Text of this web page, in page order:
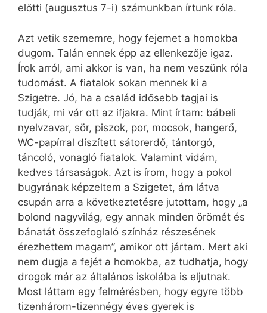
előtti (augusztus 7-i) számunkban írtunk róla.
Azt vetik szememre, hogy fejemet a homokba
dugom. Talán ennek épp az ellenkezője igaz.
Írok arról, ami akkor is van, ha nem veszünk róla
tudomást. A fiatalok sokan mennek ki a
Szigetre. Jó, ha a család idősebb tagjai is
tudják, mi vár ott az ifjakra. Mint írtam: bábeli
nyelvzavar, sör, piszok, por, mocsok, hangerő,
WC-papírral díszített sátorerdő, tántorgó,
táncoló, vonagló fiatalok. Valamint vidám,
kedves társaságok. Azt is írom, hogy a pokol
bugyrának képzeltem a Szigetet, ám látva
csupán arra a következtetésre jutottam, hogy „a
bolond nagyvilág, egy annak minden örömét és
bánatát összefoglaló színház részesének
érezhettem magam”, amikor ott jártam. Mert aki
nem dugja a fejét a homokba, az tudhatja, hogy
drogok már az általános iskolába is eljutnak.
Most láttam egy felmérésben, hogy egyre több
tizenhárom-tizennégy éves gyerek is